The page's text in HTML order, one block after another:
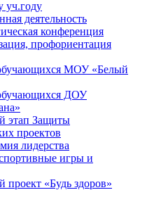
уч.году
деятельность
конференция
профориентация
МОУ «Белый
ДОУ
этап Защиты
проектов
лидерства
игры и
«Будь здоров»